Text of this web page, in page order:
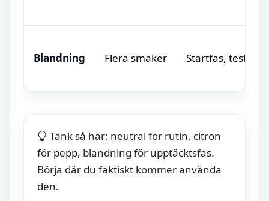
Blandning Flera smaker Startfas,
Tänk så här: neutral för rutin, citron
för pepp, blandning för upptäcktsfas.
Börja där du faktiskt kommer använda
den.